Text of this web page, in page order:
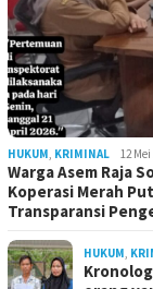
HUKUM, KRIMINAL 12 Mei
Warga Asem Raja
Koperasi Merah
Transparansi
HUKUM,